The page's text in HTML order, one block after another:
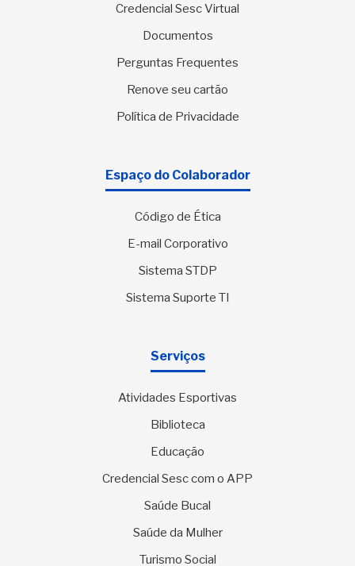
Credencial Sesc Virtual
Documentos
Perguntas Frequentes
Renove seu cartão
Política de Privacidade
Espaço do Colaborador
Código de Ética
E-mail Corporativo
Sistema STDP
Sistema Suporte TI
Serviços
Atividades Esportivas
Biblioteca
Educação
Credencial Sesc com o APP
Saúde Bucal
Saúde da Mulher
Turismo Social